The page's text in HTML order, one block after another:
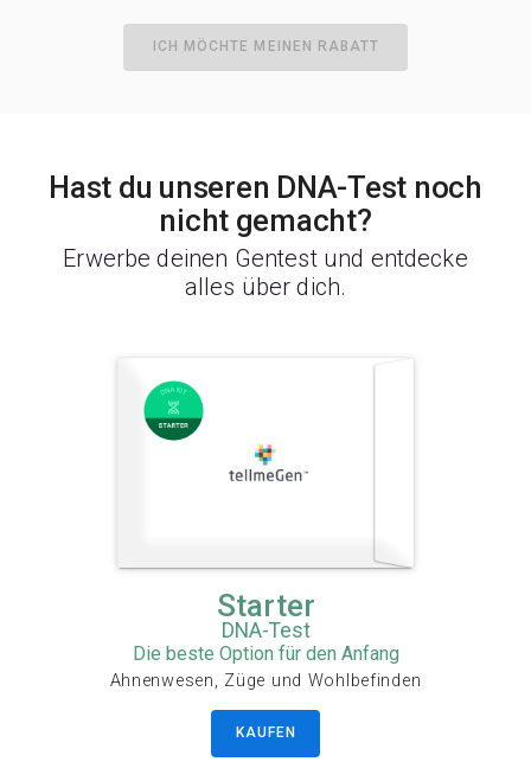
ICH MÖCHTE MEINEN RABATT
Hast du unseren DNA-Test noch
nicht gemacht?
Erwerbe deinen Gentest und entdecke
alles über dich.
Starter
DNA-Test
Die beste Option für den Anfang
Ahnenwesen, Züge und Wohlbefinden
KAUFEN